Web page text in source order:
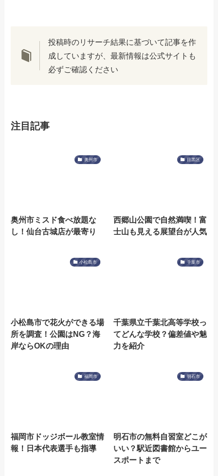
投稿時のリサーチ結果に基づいて記事を作
成していますが、最新情報は公式サイトも
必ずご確認ください
注目記事
奥州市
奥州市ミスド食べ放題な
し！仙台古城店が最寄り
目黒区
西郷山公園で自然満喫！富
士山も見える展望台が人気
小松島市
小松島市で花火ができる場
所を調査！公園はNG？海
岸ならOKの理由
千葉市
千葉県立千葉北高等学校っ
てどんな学校？偏差値や魅
力を紹介
福岡市
福岡市ドッジボール教室情
報！日本代表選手も指導
明石市
明石市の無料自習室どこが
いい？駅近図書館からユー
スポートまで